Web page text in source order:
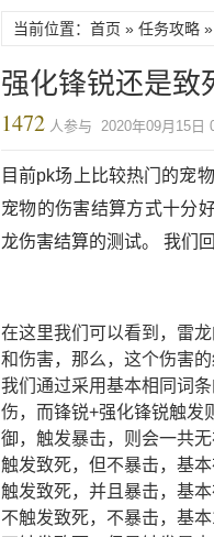
当前位置：首页 » 任务攻略
强化锋锐还是致
1472 人参与 2020年09月15日
目前pk场上比较热门的宠
宠物的伤害结算方式十分
龙伤害结算的测试。 我们
在这里我们可以看到，雷
和伤害，那么，这个伤害
我们通过采用基本相同词
伤，而锋锐+强化锋锐触发
御，触发暴击，则会一共
触发致死，但不暴击，基本
触发致死，并且暴击，基本
不触发致死，不暴击，基本